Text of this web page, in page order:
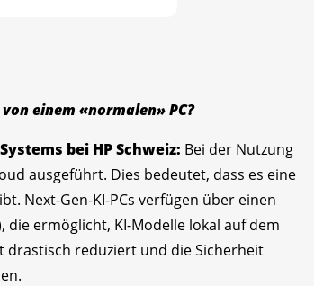
einem «normalen» PC?
bei HP Schweiz: Bei der Nutzung
ausgeführt. Dies bedeutet, dass es eine
Next-Gen-KI-PCs verfügen über einen
ermöglicht, KI-Modelle lokal auf dem
drastisch reduziert und die Sicherheit